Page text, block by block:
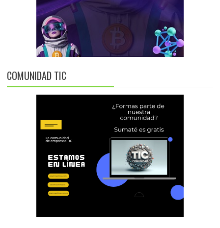
COMUNIDAD TIC